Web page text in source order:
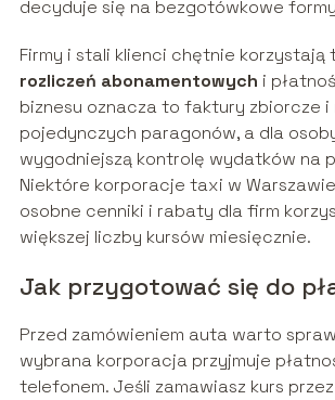
decyduje się na bezgotówkowe
Firmy i stali klienci chętnie korzystają
rozliczeń abonamentowych i
biznesu oznacza to faktury zbiorcze i
pojedynczych paragonów, a dla
wygodniejszą kontrolę wydatków na
Niektóre korporacje taxi w
osobne cenniki i rabaty dla firm
większej liczby kursów miesięcznie.
Jak przygotować się do
Przed zamówieniem auta warto
wybrana korporacja przyjmuje
telefonem. Jeśli zamawiasz kurs